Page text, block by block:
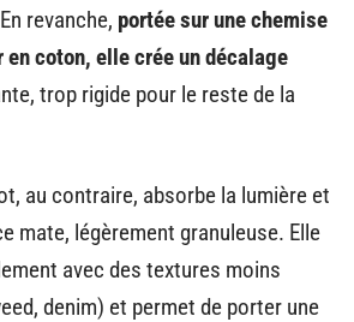
revanche, portée sur une chemise
en coton, elle crée un décalage
trop rigide pour le reste de la
au contraire, absorbe la lumière et
mate, légèrement granuleuse. Elle
avec des textures moins
denim) et permet de porter une